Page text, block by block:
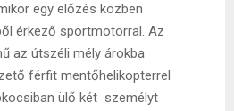
egy előzés közben
érkező sportmotorral. Az
az útszéli mély árokba
férfit mentőhelikopterrel
ülő két személyt